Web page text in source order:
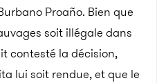
Proaño. Bien que
soit illégale dans
contesté la décision,
lui soit rendue, et que le